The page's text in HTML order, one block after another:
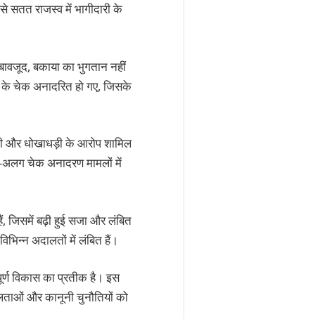
सतत राजस्व में भागीदारी के
बकाया का भुगतान नहीं
के चेक अनादरित हो गए, जिसके
और धोखाधड़ी के आरोप शामिल
अलग चेक अनादरण मामलों में
जिसमें बढ़ी हुई सजा और लंबित
अदालतों में लंबित हैं।
विकास का प्रतीक है। इस
और कानूनी चुनौतियों को